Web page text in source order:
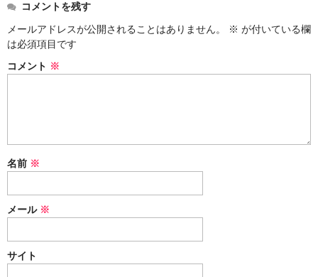
コメントを残す
メールアドレスが公開されることはありません。
※ が付いている欄
は必須項目です
コメント ※
名前 ※
メール ※
サイト